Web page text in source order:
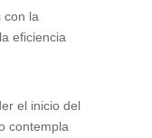
con la
eficiencia
el inicio del
contempla